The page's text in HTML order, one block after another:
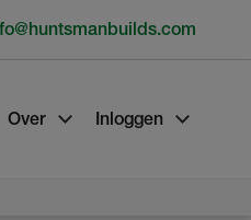
Over Inloggen